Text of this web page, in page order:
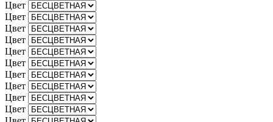
Цвет
Цвет
Цвет
Цвет
Цвет
Цвет
Цвет
Цвет
Цвет
Цвет